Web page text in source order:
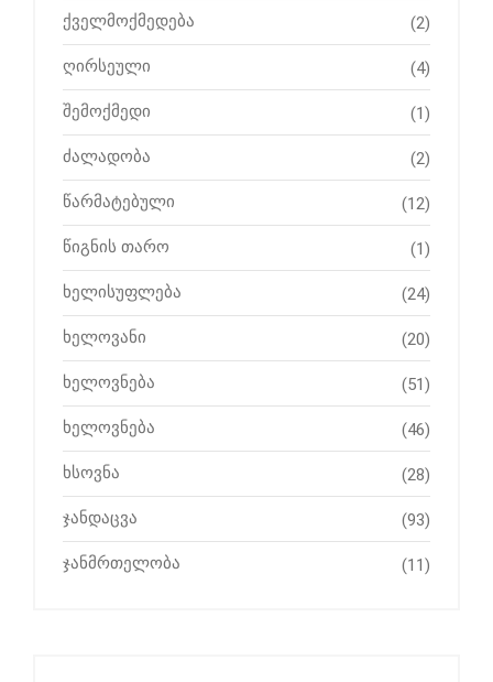
ქველმოქმედება (2)
ღირსეული (4)
შემოქმედი (1)
ძალადობა (2)
წარმატებული (12)
წიგნის თარო (1)
ხელისუფლება (24)
ხელოვანი (20)
ხელოვნება (51)
ხელოვნება (46)
ხსოვნა (28)
ჯანდაცვა (93)
ჯანმრთელობა (11)